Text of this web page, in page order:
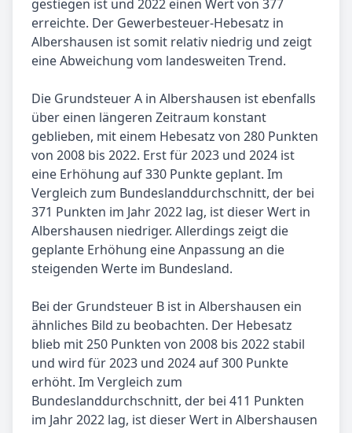
gestiegen ist und 2022 einen Wert von 377
erreichte. Der Gewerbesteuer-Hebesatz in
Albershausen ist somit relativ niedrig und zeigt
eine Abweichung vom landesweiten Trend.
Die Grundsteuer A in Albershausen ist ebenfalls
über einen längeren Zeitraum konstant
geblieben, mit einem Hebesatz von 280 Punkten
von 2008 bis 2022. Erst für 2023 und 2024 ist
eine Erhöhung auf 330 Punkte geplant. Im
Vergleich zum Bundeslanddurchschnitt, der bei
371 Punkten im Jahr 2022 lag, ist dieser Wert in
Albershausen niedriger. Allerdings zeigt die
geplante Erhöhung eine Anpassung an die
steigenden Werte im Bundesland.
Bei der Grundsteuer B ist in Albershausen ein
ähnliches Bild zu beobachten. Der Hebesatz
blieb mit 250 Punkten von 2008 bis 2022 stabil
und wird für 2023 und 2024 auf 300 Punkte
erhöht. Im Vergleich zum
Bundeslanddurchschnitt, der bei 411 Punkten
im Jahr 2022 lag, ist dieser Wert in Albershausen